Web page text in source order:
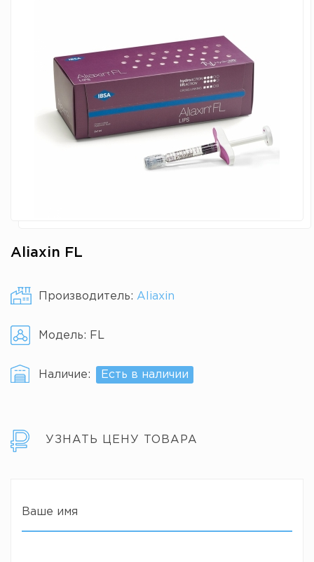
Aliaxin FL
Производитель: Aliaxin
Модель: FL
Наличие: Есть в наличии
УЗНАТЬ ЦЕНУ ТОВАРА
Ваше имя